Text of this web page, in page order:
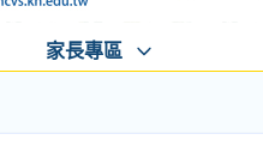
家長專區